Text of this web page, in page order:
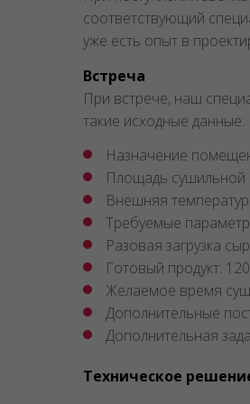
соответствующий
уже есть опыт в
Встреча
При встрече, наш
такие исходные данные:
Назначение
Площадь сушильной
Внешняя
Требуемые
Разовая загрузка
Готовый продукт:
Желаемое время
Дополнительные
Дополнительная
Техническое